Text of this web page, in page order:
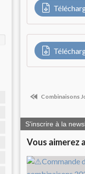
Combinaisons
S'inscrire à la
Vous aimerez